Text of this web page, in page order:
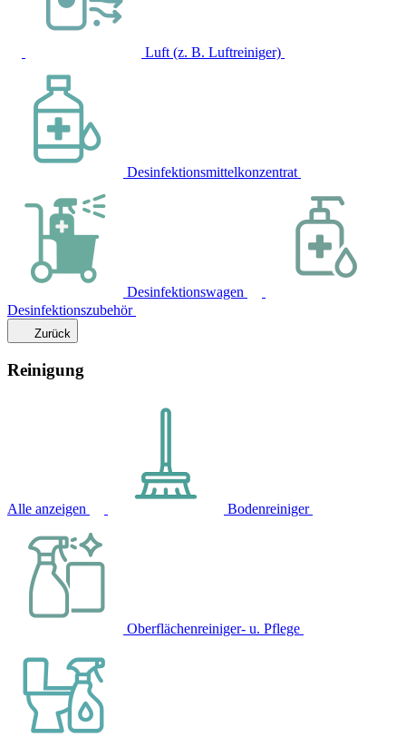
Luft (z. B. Luftreiniger)
Desinfektionsmittelkonzentrat
Desinfektionswagen
Desinfektionszubehör
Zurück
Reinigung
Alle anzeigen Bodenreiniger
Oberflächenreiniger- u. Pflege